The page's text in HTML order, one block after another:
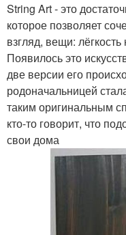
String Art - это
которое позволяет
взгляд, вещи:
Появилось это
две версии его
родоначальницей
таким оригинальным
кто-то говорит, что
свои дома